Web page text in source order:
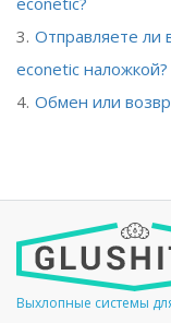
Отправляете ли
econetic наложкой?
Обмен или
Выхлопные системы